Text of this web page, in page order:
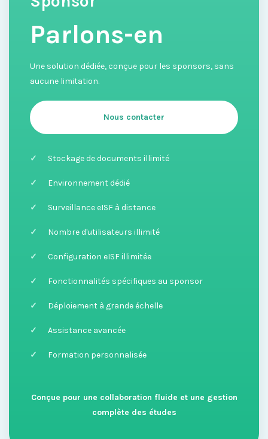
Parlons-en
Une solution dédiée, conçue pour les sponsors, sans
aucune limitation.
Nous contacter
Stockage de documents illimité
Environnement dédié
Surveillance eISF à distance
Nombre d'utilisateurs illimité
Configuration eISF illimitée
Fonctionnalités spécifiques au sponsor
Déploiement à grande échelle
Assistance avancée
Formation personnalisée
Conçue pour une collaboration fluide et une gestion
complète des études